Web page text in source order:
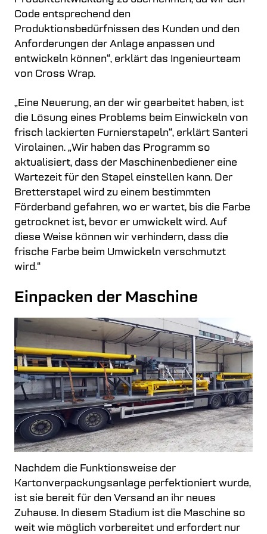
Code entsprechend den
Produktionsbedürfnissen des Kunden und den
Anforderungen der Anlage anpassen und
entwickeln können“, erklärt das Ingenieurteam
von Cross Wrap.
„Eine Neuerung, an der wir gearbeitet haben, ist
die Lösung eines Problems beim Einwickeln von
frisch lackierten Furnierstapeln“, erklärt Santeri
Virolainen. „Wir haben das Programm so
aktualisiert, dass der Maschinenbediener eine
Wartezeit für den Stapel einstellen kann. Der
Bretterstapel wird zu einem bestimmten
Förderband gefahren, wo er wartet, bis die Farbe
getrocknet ist, bevor er umwickelt wird. Auf
diese Weise können wir verhindern, dass die
frische Farbe beim Umwickeln verschmutzt
wird.“
Einpacken der Maschine
Nachdem die Funktionsweise der
Kartonverpackungsanlage perfektioniert wurde,
ist sie bereit für den Versand an ihr neues
Zuhause. In diesem Stadium ist die Maschine so
weit wie möglich vorbereitet und erfordert nur